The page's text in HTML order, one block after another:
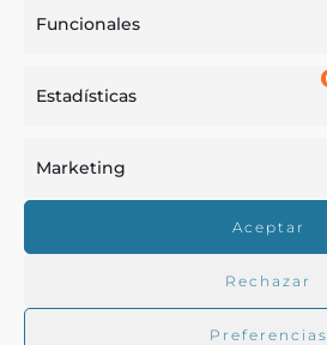
Funcionales
Estadísticas
Marketing
Aceptar
Rechazar
Preferencias